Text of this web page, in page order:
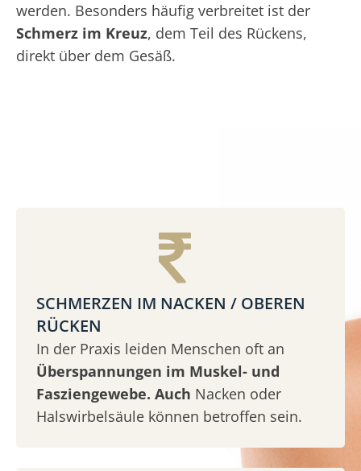
werden. Besonders häufig verbreitet ist der
Schmerz im Kreuz, dem Teil des Rückens,
direkt über dem Gesäß.
SCHMERZEN IM NACKEN / OBEREN
RÜCKEN
In der Praxis leiden Menschen oft an
Überspannungen im Muskel- und
Fasziengewebe. Auch Nacken oder
Halswirbelsäule können betroffen sein.